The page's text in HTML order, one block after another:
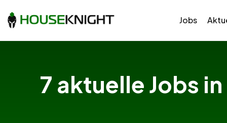
Jobs
7 aktuelle Jobs